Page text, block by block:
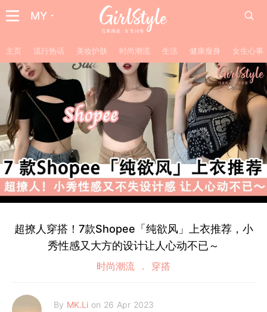
MY
主页 流行热话 美妆护肤 时尚潮流 生活 健康瘦身 女生心事
超撩人穿搭！7款Shopee「纯欲风」上衣推荐，小
秀性感又大方的设计让人心动不已～
时尚潮流 穿搭
By MK.Li on 26 Apr 2023